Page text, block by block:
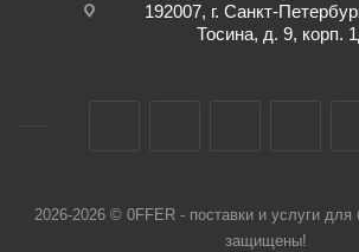
192007, г. Санкт-
Тосина, д. 9, корп.
2026-2026 © 0FFER - поставки и услуги для
защищены!